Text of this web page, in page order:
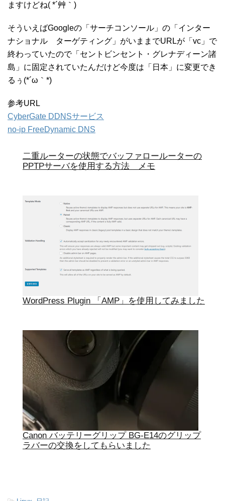
ますけどね( *´艸｀)
そういえばGoogleの「サーチコンソール」の「インター
ナショナル ターゲティング」がいままでURLが「vc」で
終わっていたので「セントビンセント・グレナディーン諸
島」に固定されていたんだけど今度は「日本」に変更でき
るぅ(*´ω｀*)
参考URL
CyberGate DDNSサービス
no-ip FreeDynamic DNS
二重ルーターの状態でバッファロールーターの
PPTPサーバを使用する方法 メモ
WordPress Plugin 「AMP」を使用してみました
Canon バッテリーグリップ BG-E14のグリップ
ラバーの交換をしてもらいました